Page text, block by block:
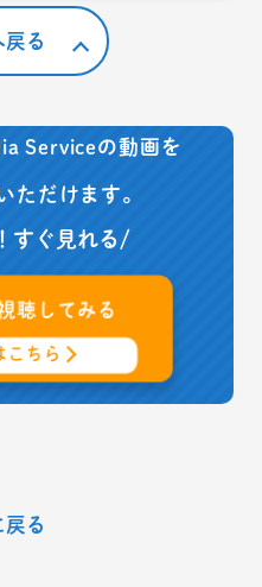
戻る
Serviceの動画を
ただけます。
すぐ見れる/
聴してみる
こちら
戻る